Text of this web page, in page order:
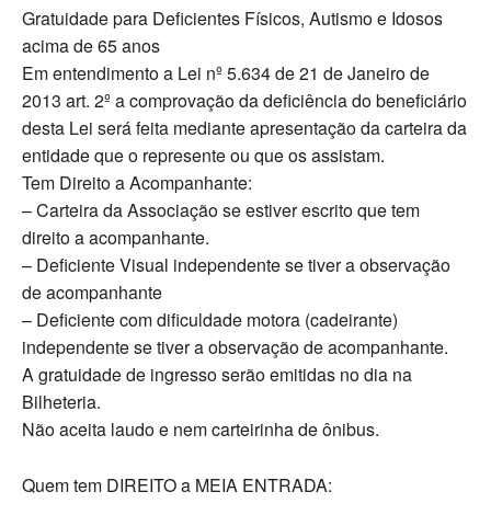
Gratuidade para Deficientes Físicos, Autismo e Idosos
acima de 65 anos
Em entendimento a Lei nº 5.634 de 21 de Janeiro de
2013 art. 2º a comprovação da deficiência do beneficiário
desta Lei será feita mediante apresentação da carteira da
entidade que o represente ou que os assistam.
Tem Direito a Acompanhante:
– Carteira da Associação se estiver escrito que tem
direito a acompanhante.
– Deficiente Visual independente se tiver a observação
de acompanhante
– Deficiente com dificuldade motora (cadeirante)
independente se tiver a observação de acompanhante.
A gratuidade de ingresso serão emitidas no dia na
Bilheteria.
Não aceita laudo e nem carteirinha de ônibus.
Quem tem DIREITO a MEIA ENTRADA: